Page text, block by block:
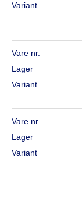
Variant
Vare nr.
Lager
Variant
Vare nr.
Lager
Variant